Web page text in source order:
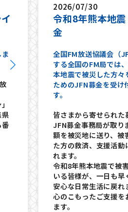
2026/07/30
令和8年熊本地
金
全国FM放送協議会（
する全国のFM局では
本地震で被災した方々
ためのJFN募金を受け
す。
皆さまから寄せられた
JFN募金事務局が取り
額を被災地に送り、被
た方の救済、支援活動
れます。
令和8年熊本地震で被
いる皆様が、一日も早
安心な日常生活に戻れ
心のこもったご支援を
ます。